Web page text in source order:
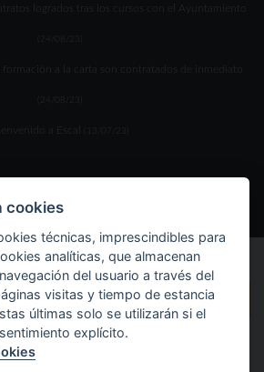
logrados tras los cursos con el Ayuntamiento
formación a la carta son contratados de inmediato
cookies
técnicas, imprescindibles para
del usuario a través del
visitas y tiempo de estancia
últimas solo se utilizarán si el
explícito.